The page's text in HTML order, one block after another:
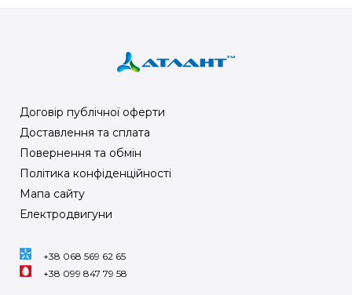
Договір публічної оферти
Доставлення та сплата
Повернення та обмін
Політика конфіденційності
Мапа сайту
Електродвигуни
+38 068 569 62 65
+38 099 847 79 58